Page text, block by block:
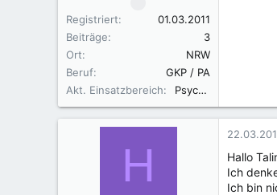
Registriert
01.03.2011
Beiträge
3
Ort
NRW
Beruf
GKP / PA
Akt. Einsatzbereich
Psychiatrie
H
Hallo
Ich
Ich bin